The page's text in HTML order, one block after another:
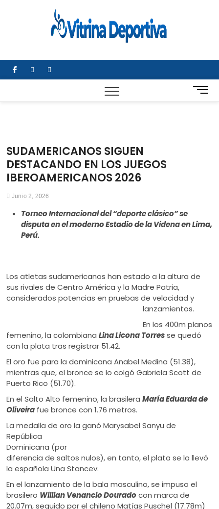
facebooktwitterinstagram
B
o
SUDAMERICANOS SIGUEN
DESTACANDO EN LOS JUEGOS
IBEROAMERICANOS 2026
Junio 2, 2026
Torneo Internacional del “deporte clásico” se
disputa en el moderno Estadio de la Videna en Lima,
Perú.
Los atletas sudamericanos han estado a la altura de
sus rivales de Centro América y la Madre Patria,
considerados potencias en pruebas de velocidad y
lanzamientos.
En los 400m planos
femenino, la colombianaLina Licona Torresse quedó
con la plata tras registrar 51.42.
El oro fue para la dominicana Anabel Medina (51.38),
mientras que, el bronce se lo colgó Gabriela Scott de
Puerto Rico (51.70).
En el Salto Alto femenino, la brasileraMaría Eduarda de
Oliveira fue bronce con 1.76 metros.
La medalla de oro la ganó Marysabel Sanyu de
República
Dominicana (por
diferencia de saltos nulos), en tanto, el plata se la llevó
la española Una Stancev.
En el lanzamiento de la bala masculino, se impuso el
brasilero Willian Venancio Douradocon marca de
20.07m, seguido por el chileno Matías Puschel (17.78m)